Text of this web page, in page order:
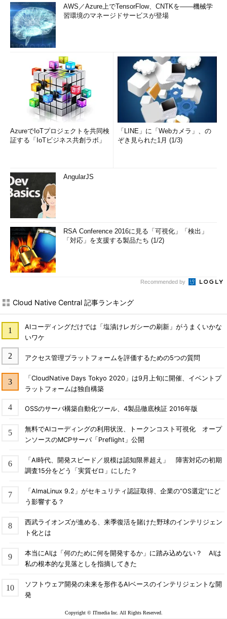
AWS／Azure上でTensorFlow、CNTKを――機械学
習環境のマネージドサービスが登場
AzureでIoTプロジェクトを共同検
証する「IoTビジネス共創ラボ」
「LINE」に「Webカメラ」、の
ぞき見られた1月 (1/3)
AngularJS
RSA Conference 2016に見る「可視化」「検出」
「対応」を支援する製品たち (1/2)
Recommended by
Cloud Native Central 記事ランキング
AIコーディングだけでは「塩漬けレガシーの刷新」がうまくいかな
いワケ
アクセス管理プラットフォームを評価するための5つの質問
「CloudNative Days Tokyo 2020」は9月上旬に開催、イベントプ
ラットフォームは独自構築
OSSのサーバ構築自動化ツール、4製品徹底検証 2016年版
無料でAIコーディングの利用状況、トークンコスト可視化 オープ
ンソースのMCPサーバ「Preflight」公開
「AI時代、開発スピード／規模は認知限界超え」 障害対応の初期
調査15分をどう「実質ゼロ」にした？
「AlmaLinux 9.2」がセキュリティ認証取得、企業の“OS選定”にど
う影響する？
西武ライオンズが進める、来季復活を賭けた野球のインテリジェン
ト化とは
本当にAIは「何のために何を開発するか」に踏み込めない？ AIは
私の根本的な見落としを指摘してきた
ソフトウェア開発の未来を形作るAIベースのインテリジェントな開
発
Copyright © ITmedia Inc. All Rights Reserved.